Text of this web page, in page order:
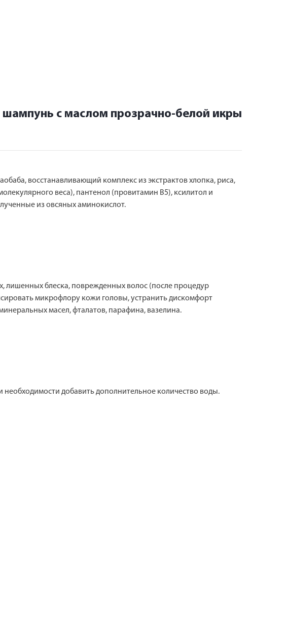
с маслом прозрачно-белой икры
восстанавливающий комплекс из экстрактов хлопка, риса,
веса), пантенол (провитамин В5), ксилитол и
из овсяных аминокислот.
блеска, поврежденных волос (после процедур
микрофлору кожи головы, устранить дискомфорт
масел, фталатов, парафина, вазелина.
добавить дополнительное количество воды.